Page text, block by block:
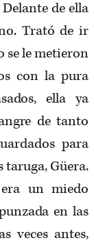
de ella
Trató de ir
se le metieron
con la pura
ella ya
de tanto
para
taruga, Güera.
un miedo
en las
veces antes,